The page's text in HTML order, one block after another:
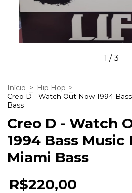
1 /3
Início > Hip Hop >
Creo D - Watch Out Now 1994
Bass
Creo D - Watch
1994 Bass Music
Miami Bass
R$220,00